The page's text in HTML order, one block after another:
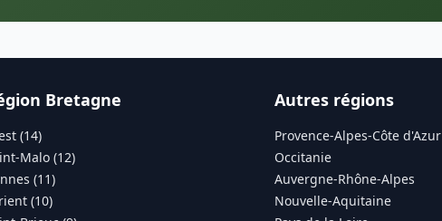
Bretagne
(14)
Malo (12)
(11)
(10)
Autres régions
Provence-Alpes-Côte d'Azur
Occitanie
Auvergne-Rhône-Alpes
Nouvelle-Aquitaine